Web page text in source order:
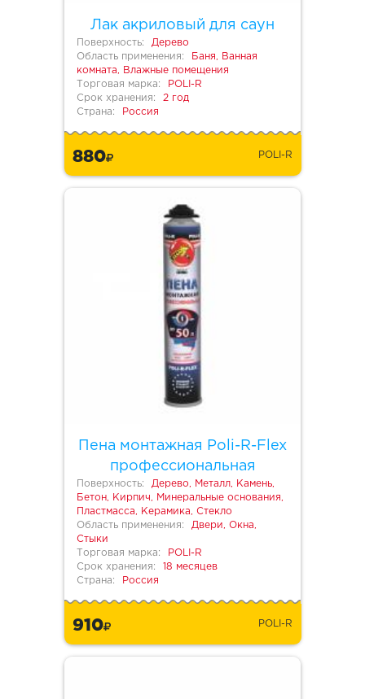
Лак акриловый для саун
Поверхность:
Дерево
Область применения:
Баня, Ванная
комната, Влажные помещения
Торговая марка:
POLI-R
Срок хранения:
2 год
Страна:
Россия
880 POLI-R
Пена монтажная Poli-R-Flex
профессиональная
Поверхность:
Дерево, Металл, Камень,
Бетон, Кирпич, Минеральные основания,
Пластмасса, Керамика, Стекло
Область применения:
Двери, Окна,
Стыки
Торговая марка:
POLI-R
Срок хранения:
18 месяцев
Страна:
Россия
910 POLI-R